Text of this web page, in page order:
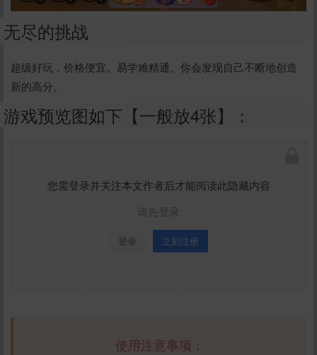
无尽的挑战
超级好玩，价格便宜。易学难精通。你会发现自己不断地创造
新的高分。
游戏预览图如下【一般放4张】：
您需登录并关注本文作者后才能阅读此隐藏内容
请先登录
登录 立刻注册
使用注意事项：